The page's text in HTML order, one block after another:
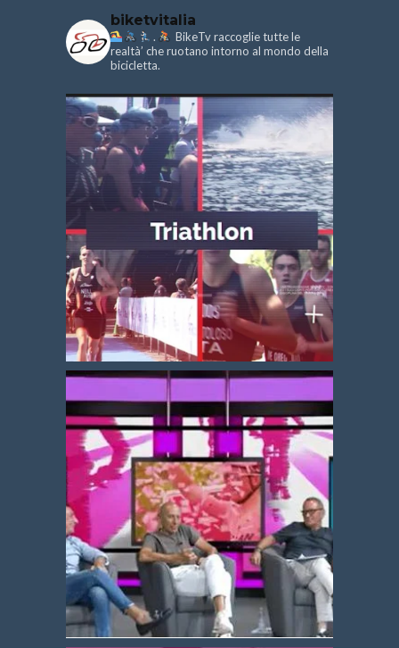
biketvitalia
.
BikeTv raccoglie tutte le
realtà’ che ruotano intorno al mondo della
bicicletta.